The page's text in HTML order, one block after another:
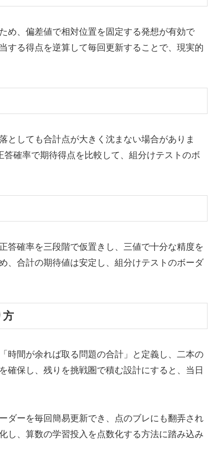
め、偏差値で相対位置を固定する発想が有効で
する得点を逆算して毎回更新することで、現実的
としても合計点が大きく沈まない場合がありま
確率で期待得点を比較して、組分けテストのボ
答確率を三段階で仮置きし、三値で十分な精度を
、合計の期待値は安定し、組分けテストのボーダ
方
時間が余れば取る問題の合計」と定義し、二本の
確保し、残りを挑戦圏で積む設計にすると、当日
ダーを毎回簡易更新でき、点のブレにも翻弄され
し、算数の学習投入を点数化する方法に踏み込み